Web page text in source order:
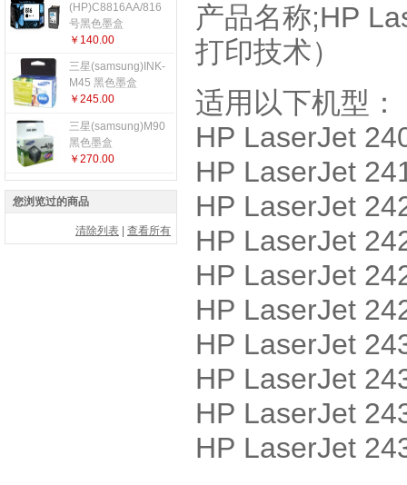
产品名称;HP
打印技术）
适用以下机型：
HP LaserJet
HP LaserJet
HP LaserJet
HP LaserJet
HP LaserJet
HP LaserJet
HP LaserJet
HP LaserJet
HP LaserJet
HP LaserJet
(HP)C8816AA/816
号黑色墨盒
￥140.00
三星(samsung)INK-
M45 黑色墨盒
￥245.00
三星(samsung)M90
黑色墨盒
￥270.00
您浏览过的商品
清除列表 查看所有